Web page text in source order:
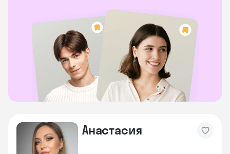
Анастасия